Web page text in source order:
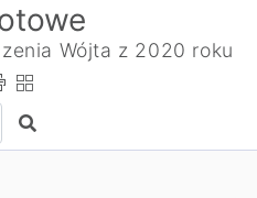
Wójta z 2020 roku
Szukaj